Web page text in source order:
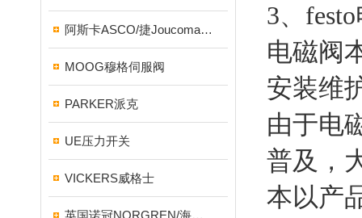
阿斯卡ASCO/捷Joucomatic/NUMATICS纽曼蒂克
MOOG穆格伺服阀
PARKER派克
UE压力开关
VICKERS威格士
英国诺冠NORGREN/海隆HERION/宝硕BUSCHJOST
3、
电磁阀
安装维
由于电
普及，
本以产